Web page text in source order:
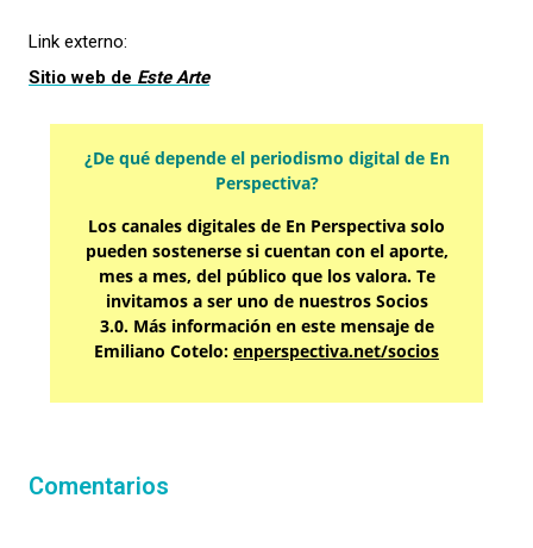
Link externo:
Sitio web de Este Arte
¿De qué depende el periodismo digital de En
Perspectiva?
Los canales digitales de En Perspectiva solo
pueden sostenerse si cuentan con el aporte,
mes a mes, del público que los valora. Te
invitamos a ser uno de nuestros Socios
3.0. Más información en este mensaje de
Emiliano Cotelo: enperspectiva.net/socios
Comentarios